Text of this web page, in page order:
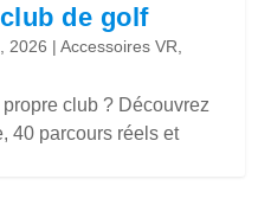
de golf
2026 |Accessoires VR
club ? Découvrez
40 parcours réels et